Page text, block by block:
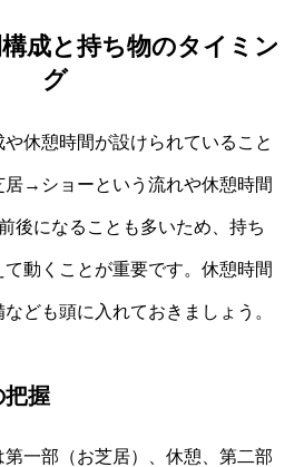
成と持ち物のタイミン
グ
休憩時間が設けられていること
居→ショーという流れや休憩時間
後になることも多いため、持ち
動くことが重要です。休憩時間
ども頭に入れておきましょう。
把握
一部（お芝居）、休憩、第二部